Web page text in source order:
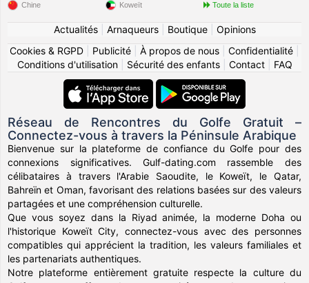
Chine Koweït Toute la liste
Actualités| Arnaqueurs| Boutique| Opinions
Cookies & RGPD
Publicité À propos de nous Confidentialité
Conditions d'utilisation| Sécurité des enfants| Contact| FAQ
Réseau de Rencontres du Golfe Gratuit –
Connectez-vous à travers la Péninsule Arabique
Bienvenue sur la plateforme de confiance du Golfe pour des
connexions significatives. Gulf-dating.com rassemble des
célibataires à travers l'Arabie Saoudite, le Koweït, le Qatar,
Bahreïn et Oman, favorisant des relations basées sur des valeurs
partagées et une compréhension culturelle.
Que vous soyez dans la Riyad animée, la moderne Doha ou
l'historique Koweït City, connectez-vous avec des personnes
compatibles qui apprécient la tradition, les valeurs familiales et
les partenariats authentiques.
Notre plateforme entièrement gratuite respecte la culture du